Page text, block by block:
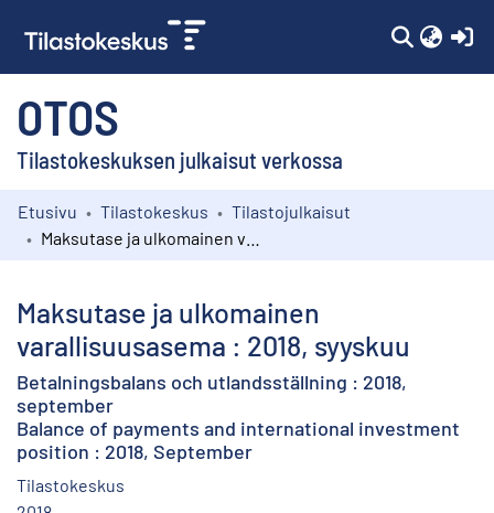
OTOS
Tilastokeskuksen julkaisut verkossa
Kokoelmat
Etusivu Tilastokeskus
Tilastojulkaisut
Maksutase ja ulkomainen
varallisuusasema : 2018, syyskuu
Betalningsbalans och utlandsställning : 2018,
september
Balance of payments and international investment
position : 2018, September
Tilastokeskus